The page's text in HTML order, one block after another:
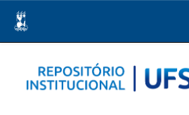
navigation